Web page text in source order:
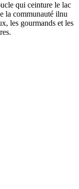
qui ceinture le lac
la communauté ilnu
les gourmands et les